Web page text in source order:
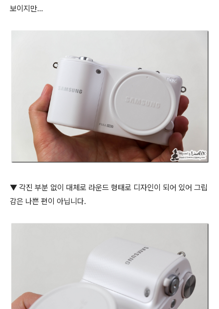
보이지만...
▼ 각진 부분 없이 대체로 라운드 형태로 디자인이 되어 있어 그립
감은 나쁜 편이 아닙니다.